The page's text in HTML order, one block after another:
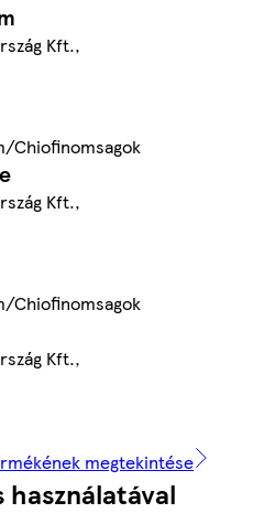
Kft.,
Chiofinomsagok
Kft.,
Chiofinomsagok
Kft.,
megtekintése